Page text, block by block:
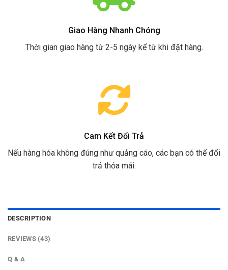
Giao Hàng Nhanh Chóng
Thời gian giao hàng từ 2-5 ngày kể từ khi đặt hàng.
Cam Kết Đổi Trả
Nếu hàng hóa không đúng như quảng cáo, các bạn có thể đổi
trả thỏa mái.
DESCRIPTION
REVIEWS (43)
Q & A